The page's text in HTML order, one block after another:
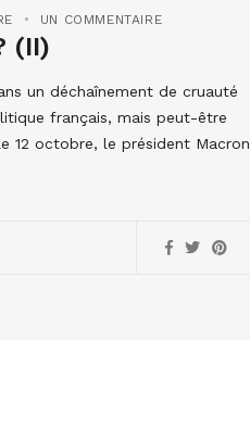
UN COMMENTAIRE
(II)
un déchaînement de cruauté
français, mais peut-être
12 octobre, le président Macron